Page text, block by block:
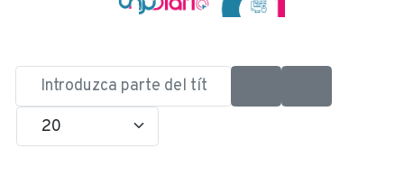
Introduzca
parte
título
Cantidad